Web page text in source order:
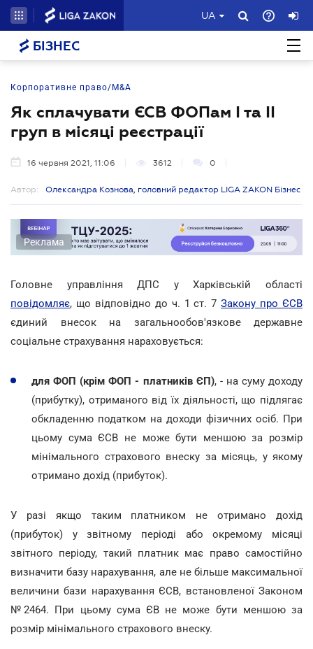
UA
БІЗНЕС
Корпоративне право/M&A
Як сплачувати ЄСВ ФОПам І та ІІ
груп в місяці реєстрації
16 червня 2021, 11:06 3612 0
Автор: Олександра Кознова, головний редактор LIGA ZAKON Бізнес
Реклама
Головне управління ДПС у Харківській області
повідомляє, що відповідно до ч. 1 ст. 7Закону про ЄСВ
єдиний внесок на загальнообов'язкове державне
соціальне страхування нараховується:
для ФОП (крім ФОП - платників ЄП), - на суму доходу
(прибутку), отриманого від їх діяльності, що підлягає
обкладенню податком на доходи фізичних осіб. При
цьому сума ЄСВ не може бути меншою за розмір
мінімального страхового внеску за місяць, у якому
отримано дохід (прибуток).
У разі якщо таким платником не отримано дохід
(прибуток) у звітному періоді або окремому місяці
звітного періоду, такий платник має право самостійно
визначити базу нарахування, але не більше максимальної
величини бази нарахування ЄСВ, встановленої Законом
№2464. При цьому сума ЄВ не може бути меншою за
розмір мінімального страхового внеску.